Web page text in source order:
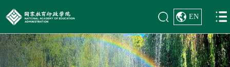
EN